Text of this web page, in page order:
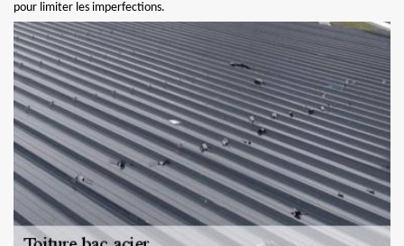
pour limiter les imperfections.